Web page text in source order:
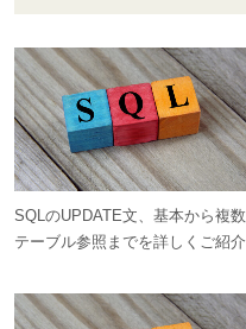
SQLのUPDATE文、基本から複数
テーブル参照までを詳しくご紹介